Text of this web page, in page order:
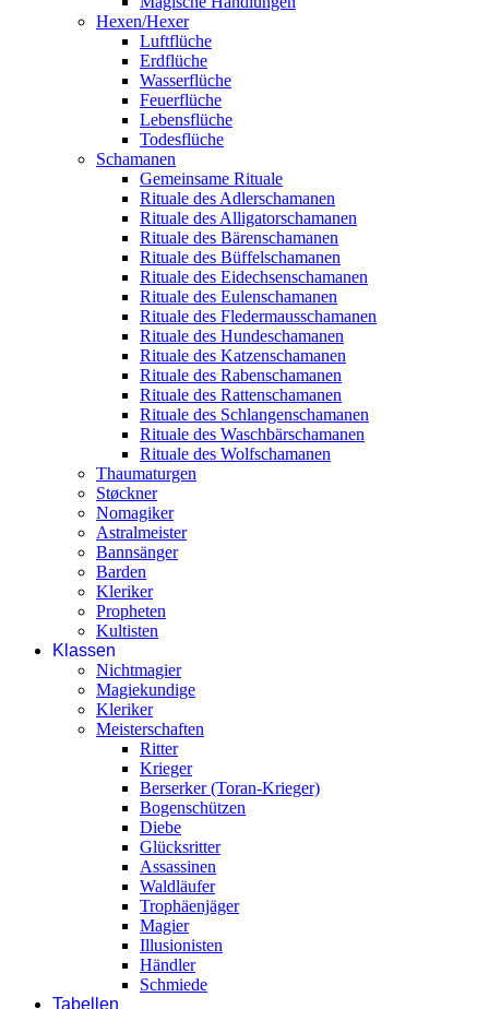
Hexen/Hexer
Luftflüche
Erdflüche
Wasserflüche
Feuerflüche
Lebensflüche
Todesflüche
Schamanen
Gemeinsame Rituale
Rituale des Adlerschamanen
Rituale des Alligatorschamanen
Rituale des Bärenschamanen
Rituale des Büffelschamanen
Rituale des Eidechsenschamanen
Rituale des Eulenschamanen
Rituale des Fledermausschamanen
Rituale des Hundeschamanen
Rituale des Katzenschamanen
Rituale des Rabenschamanen
Rituale des Rattenschamanen
Rituale des Schlangenschamanen
Rituale des Waschbärschamanen
Rituale des Wolfschamanen
Thaumaturgen
Støckner
Nomagiker
Astralmeister
Bannsänger
Barden
Kleriker
Propheten
Kultisten
Klassen
Nichtmagier
Magiekundige
Kleriker
Meisterschaften
Ritter
Krieger
Berserker (Toran-Krieger)
Bogenschützen
Diebe
Glücksritter
Assassinen
Waldläufer
Trophäenjäger
Magier
Illusionisten
Händler
Schmiede
Tabellen